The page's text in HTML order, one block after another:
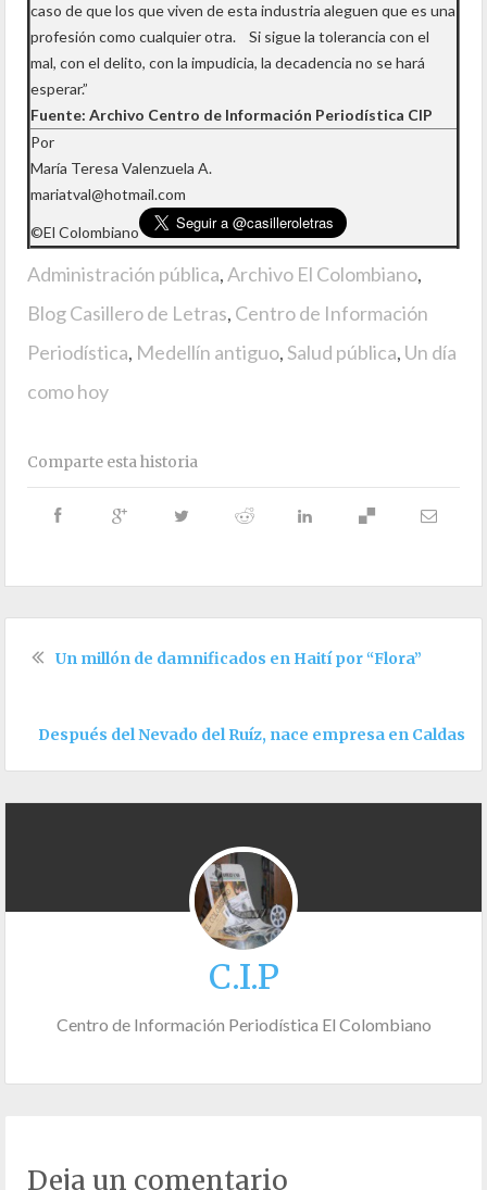
caso de que los que viven de esta industria aleguen que es una
profesión como cualquier otra. Si sigue la tolerancia con el
mal, con el delito, con la impudicia, la decadencia no se hará
esperar.”
Fuente: Archivo Centro de Información Periodística CIP
Por
María Teresa Valenzuela A.
mariatval@hotmail.com
©El Colombiano
Administración pública,Archivo El Colombiano,
Blog Casillero de Letras, Centro de Información
Periodística, Medellín antiguo,Salud pública, Un día
como hoy
Comparte esta historia
Un millón de damnificados en Haití por “Flora”
Después del Nevado del Ruíz, nace empresa en Caldas
C.I.P
Centro de Información Periodística El Colombiano
Deja un comentario